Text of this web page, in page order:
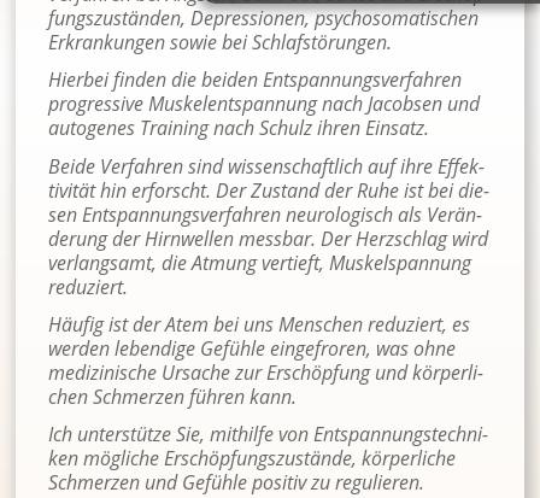
fungs­zu­stän­den, De­pres­sio­nen, psy­cho­so­ma­ti­schen
Er­kran­kun­gen sowie bei Schlaf­stö­run­gen.
Hier­bei fin­den die bei­den Ent­span­nungs­ver­fah­ren
pro­gres­si­ve Mus­kel­ent­span­nung nach Ja­cob­sen und
au­to­ge­nes Trai­ning nach Schulz ihren Ein­satz.
Beide Ver­fah­ren sind wis­sen­schaft­lich auf ihre Ef­fek­
ti­vi­tät hin er­forscht. Der Zu­stand der Ruhe ist bei die­
sen Ent­span­nungs­ver­fah­ren neu­ro­lo­gisch als Ver­än­
de­rung der Hirn­wel­len mess­bar. Der Herz­schlag wird
ver­lang­samt, die At­mung ver­tieft, Mus­kel­span­nung
re­du­ziert.
Häu­fig ist der Atem bei uns Men­schen re­du­ziert, es
wer­den le­ben­di­ge Ge­füh­le ein­ge­fro­ren, was ohne
me­di­zi­ni­sche Ur­sa­che zur Er­schöp­fung und kör­per­li­
chen Schmer­zen füh­ren kann.
Ich un­ter­stüt­ze Sie, mit­hil­fe von Ent­span­nungs­tech­ni­
ken mög­li­che Er­schöp­fungs­zu­stän­de, kör­per­li­che
Schmer­zen und Ge­füh­le po­si­tiv zu re­gu­lie­ren.